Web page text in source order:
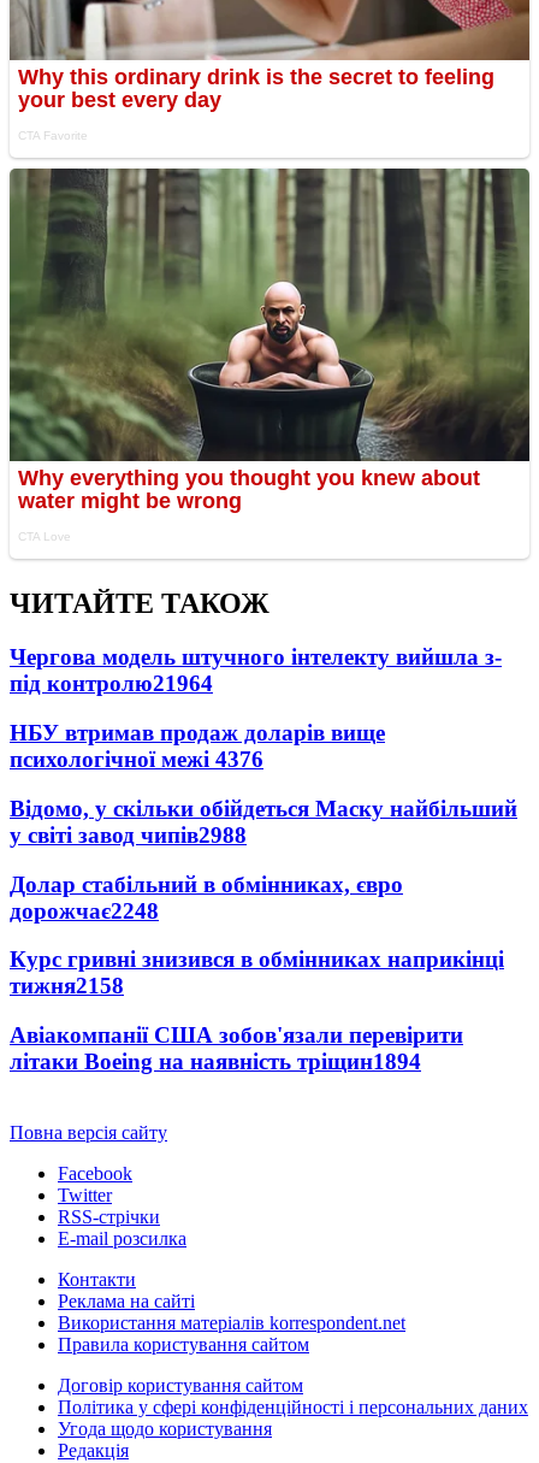
ЧИТАЙТЕ ТАКОЖ
Чергова модель штучного інтелекту вийшла з-
під контролю21964
НБУ втримав продаж доларів вище
психологічної межі 4376
Відомо, у скільки обійдеться Маску найбільший
у світі завод чипів2988
Долар стабільний в обмінниках, євро
дорожчає2248
Курс гривні знизився в обмінниках наприкінці
тижня2158
Авіакомпанії США зобов'язали перевірити
літаки Boeing на наявність тріщин1894
Повна версія сайту
Facebook
Twitter
RSS-стрічки
E-mail розсилка
Контакти
Реклама на сайті
Використання матеріалів korrespondent.net
Правила користування сайтом
Договір користування сайтом
Політика у сфері конфіденційності і персональних даних
Угода щодо користування
Редакція